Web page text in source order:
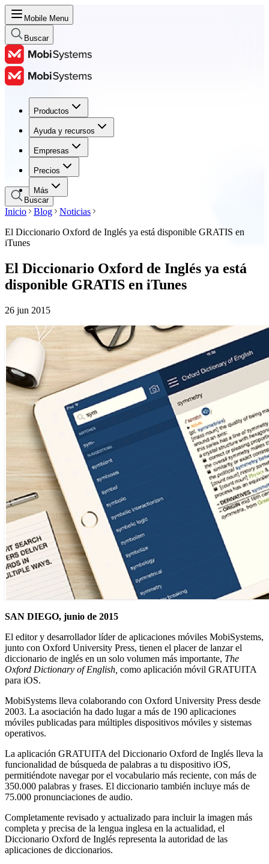
Mobile Menu
Buscar
Productos
Ayuda y recursos
Empresas
Precios
Más
Productos
Ayuda y recursos
Empresas
Precios
Buscar
Inicio Blog
Noticias
El Diccionario Oxford de Inglés ya está disponible GRATIS en
iTunes
El Diccionario Oxford de Inglés ya está
disponible GRATIS en iTunes
26 jun 2015
SAN DIEGO, junio de 2015
El editor y desarrollador líder de aplicaciones móviles MobiSystems,
junto con Oxford University Press, tienen el placer de lanzar el
diccionario de inglés en un solo volumen más importante, The
Oxford Dictionary of English, como aplicación móvil GRATUITA
para iOS.
MobiSystems lleva colaborando con Oxford University Press desde
2003. La asociación ha dado lugar a más de 190 aplicaciones
móviles publicadas para múltiples dispositivos móviles y sistemas
operativos.
La aplicación GRATUITA del Diccionario Oxford de Inglés lleva la
funcionalidad de búsqueda de palabras a tu dispositivo iOS,
permitiéndote navegar por el vocabulario más reciente, con más de
350.000 palabras y frases. El diccionario también incluye más de
75.000 pronunciaciones de audio.
Completamente revisado y actualizado para incluir la imagen más
completa y precisa de la lengua inglesa en la actualidad, el
Diccionario Oxford de Inglés representa la autoridad de las
aplicaciones de diccionarios.